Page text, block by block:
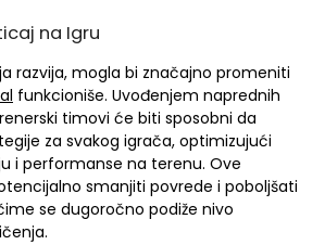
na Igru
razvija, mogla bi značajno promeniti
funkcioniše. Uvođenjem naprednih
timovi će biti sposobni da
za svakog igrača, optimizujući
i performanse na terenu. Ove
smanjiti povrede i poboljšati
se dugoročno podiže nivo